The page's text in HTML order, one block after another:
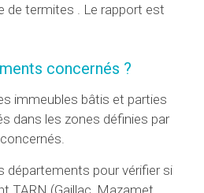
de termites . Le rapport est
concernés ?
immeubles bâtis et parties
dans les zones définies par
départements pour vérifier si
TARN (Gaillac, Mazamet,